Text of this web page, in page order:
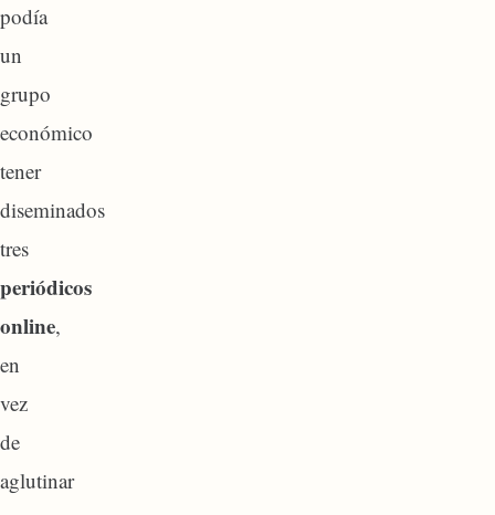
podía
un
grupo
económico
tener
diseminados
tres
periódicos
online,
en
vez
de
aglutinar